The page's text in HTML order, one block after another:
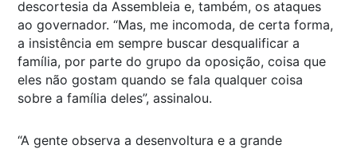
descortesia da Assembleia e, também, os ataques
ao governador. “Mas, me incomoda, de certa forma,
a insistência em sempre buscar desqualificar a
família, por parte do grupo da oposição, coisa que
eles não gostam quando se fala qualquer coisa
sobre a família deles”, assinalou.
“A gente observa a desenvoltura e a grande